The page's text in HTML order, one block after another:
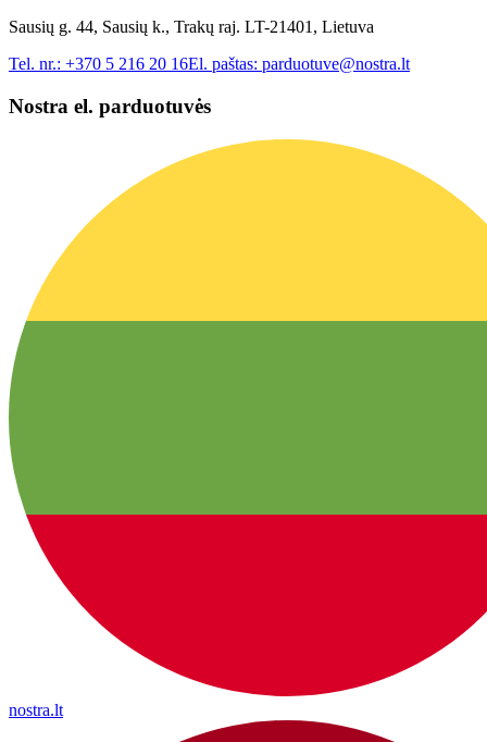
Sausių g. 44, Sausių k., Trakų raj. LT-21401, Lietuva
Tel. nr.: +370 5 216 20 16El. paštas: parduotuve@nostra.lt
Nostra el. parduotuvės
nostra.lt